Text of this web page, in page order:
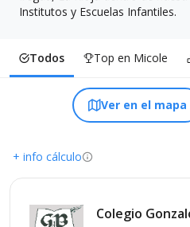
Institutos y Escuelas Infantiles.
Todos Top en Micole
Ver en el mapa
+ info cálculo
Colegio